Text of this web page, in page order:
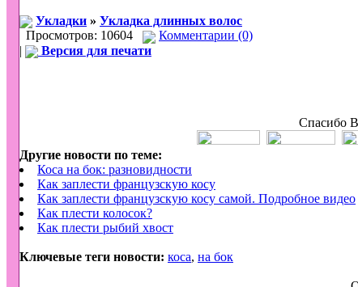
Укладки » Укладка длинных волос
Просмотров: 10604
Комментарии (0)
|
Версия для печати
Спасибо
Другие новости по теме:
Коса на бок: разновидности
Как заплести французскую косу
Как заплести французскую косу самой. Подробное видео
Как плести колосок?
Как плести рыбий хвост
Ключевые теги новости: коса, на бок